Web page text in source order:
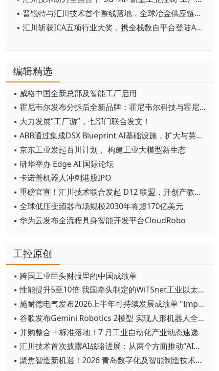
▪ 普锐特与汇川技术首个整线落地，全球冶金供应链迎来中国力量
▪ 汇川斩获ICA五项行业大奖，携全栈数自平台登陆AMTS 2026
编辑精选
▪ 威格中国全新总部及智能工厂启用
▪ 霍尼韦尔发布分拆后全新品牌：霍尼韦尔科技与霍尼韦尔航空航天
▪ 大力发展“工厂游”，七部门联合发文！
▪ ABB通过集成DSX Blueprint AI基础设施，扩大与英伟达的合作
▪ 京东工业发起百川计划， 构建工业大模型新生态
▪ 研华举办 Edge AI 国际论坛
▪ 卡诺普机器人冲刺港股IPO
▪ 重磅官宣！汇川技术联合发起 D12 联盟，开创产教融合新范式
▪ 全球低压变频器市场规模2030年将超170亿美元
▪ 华为云发布全流程具身智能开发平台CloudRobo
工控原创
▪ 跨国工业巨头财报里的中国成绩单
▪ 性能提升5至10倍 我国牵头制定的WiTSnet工业以太网国际标准正式发布
▪ 施耐德电气发布2026上半年可持续发展成绩单 "Impact 2030"路线图开局稳健
▪ 谷歌发布Gemini Robotics 2模型 实现人形机器人全身智能控制突破
▪ 并购整合 + 标准落地！7 月工业自动化产业动态速递
▪ 汇川技术首次披露AI战略进展：从两个方面推动“AI业务化”落地
▪ 聚焦智造新机遇！2026 青岛数字化及智能制造技术论坛圆满落幕